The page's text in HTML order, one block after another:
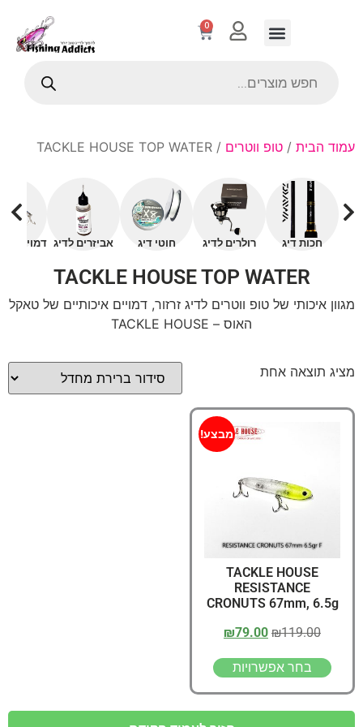
0
עמוד הבית / טופ ווטרים / TACKLE HOUSE TOP WATER
חכות דיג רולרים לדיג חוטי דיג אביזרים לדיג דמויים
TACKLE HOUSE TOP WATER
מגוון איכותי של טופ ווטרים לדיג זרזור, דמויים איכותיים של טאקל
האוס – TACKLE HOUSE
מציג תוצאה אחת
מבצע!
TACKLE HOUSE
RESISTANCE
CRONUTS 67mm, 6.5g
₪119.00
₪79.00
בחר אפשרויות